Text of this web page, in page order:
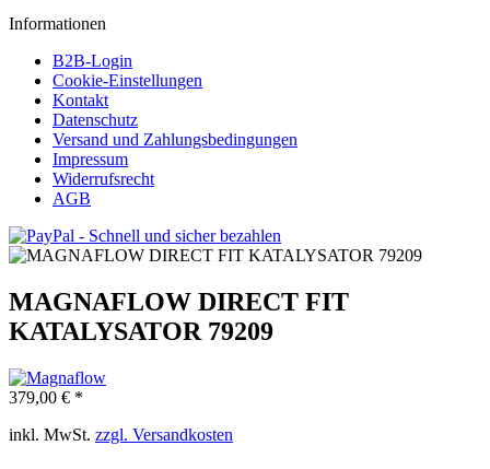
Informationen
B2B-Login
Cookie-Einstellungen
Kontakt
Datenschutz
Versand und Zahlungsbedingungen
Impressum
Widerrufsrecht
AGB
MAGNAFLOW DIRECT FIT
KATALYSATOR 79209
379,00 € *
inkl. MwSt. zzgl. Versandkosten